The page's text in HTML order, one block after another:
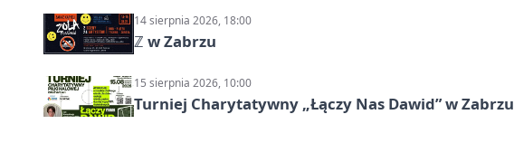
14 sierpnia 2026, 18:00
ℤ w Zabrzu
15 sierpnia 2026, 10:00
Turniej Charytatywny „Łączy Nas Dawid” w Zabrzu